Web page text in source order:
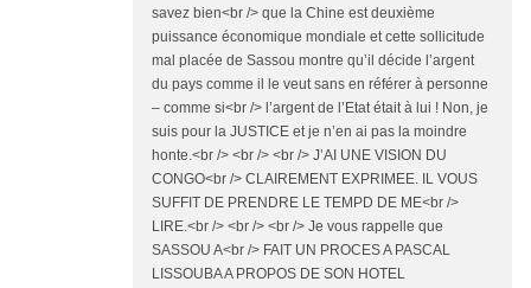
savez bien<br /> que la Chine est deuxième
puissance économique mondiale et cette sollicitude
mal placée de Sassou montre qu’il décide l’argent
du pays comme il le veut sans en référer à personne
– comme si<br /> l’argent de l’Etat était à lui ! Non, je
suis pour la JUSTICE et je n’en ai pas la moindre
honte.<br /> <br /> <br /> J’AI UNE VISION DU
CONGO<br /> CLAIREMENT EXPRIMEE. IL VOUS
SUFFIT DE PRENDRE LE TEMPD DE ME<br />
LIRE.<br /> <br /> <br /> Je vous rappelle que
SASSOU A<br /> FAIT UN PROCES A PASCAL
LISSOUBA A PROPOS DE SON HOTEL